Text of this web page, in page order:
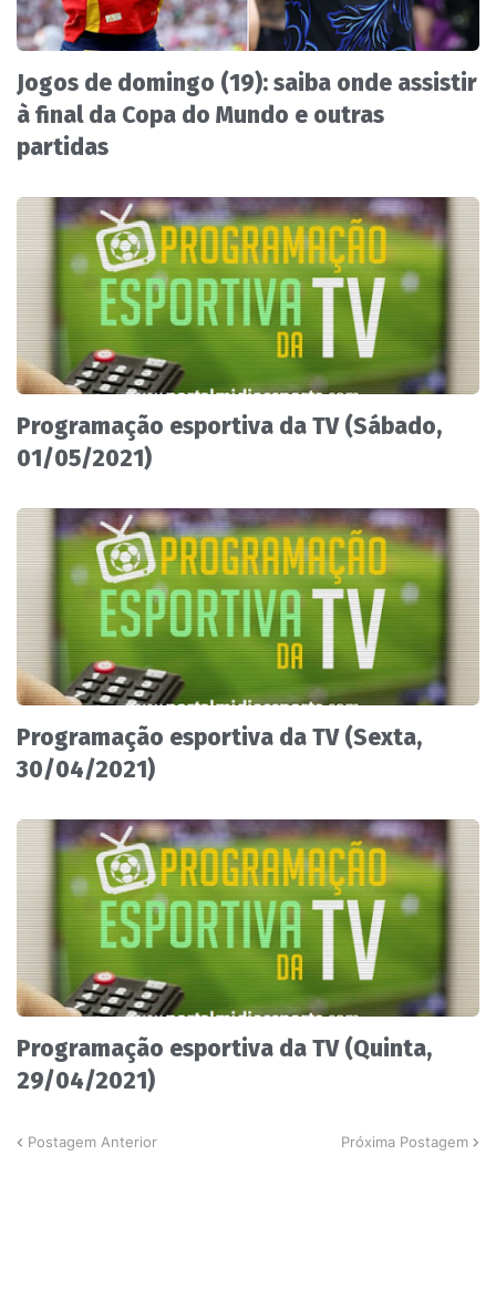
Jogos de domingo (19): saiba onde assistir
à final da Copa do Mundo e outras
partidas
Programação esportiva da TV (Sábado,
01/05/2021)
Programação esportiva da TV (Sexta,
30/04/2021)
Programação esportiva da TV (Quinta,
29/04/2021)
Postagem Anterior Próxima Postagem